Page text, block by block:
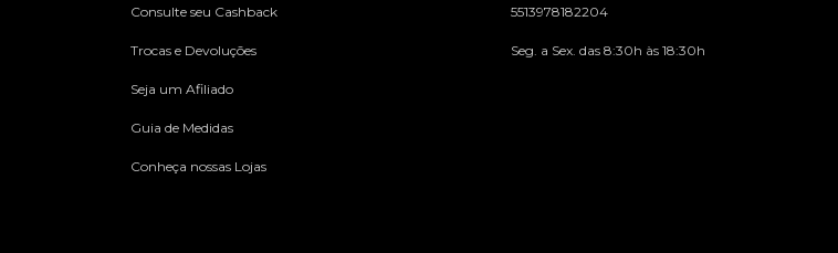
Consulte seu Cashback
Trocas e Devoluções
Seja um Afiliado
Guia de Medidas
Conheça nossas Lojas
5513978182204
Seg. a Sex. das 8:30h às 18:30h